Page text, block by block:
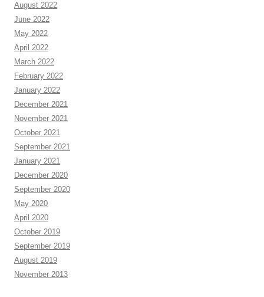
August 2022
June 2022
May 2022
April 2022
March 2022
February 2022
January 2022
December 2021
November 2021
October 2021
September 2021
January 2021
December 2020
September 2020
May 2020
April 2020
October 2019
September 2019
August 2019
November 2013